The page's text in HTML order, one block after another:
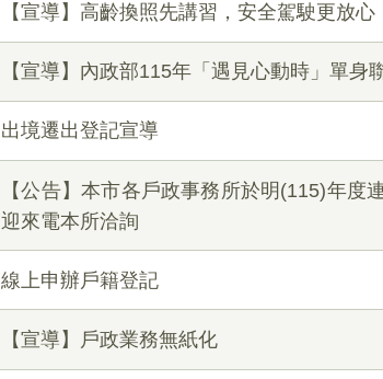
【宣導】高齡換照先講習，安全駕駛更放心
【宣導】內政部115年「遇見心動時」單身
出境遷出登記宣導
【公告】本市各戶政事務所於明(115)年
迎來電本所洽詢
線上申辦戶籍登記
【宣導】戶政業務無紙化